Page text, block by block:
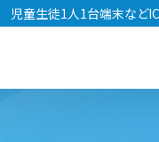
児童生徒1人1台端末など